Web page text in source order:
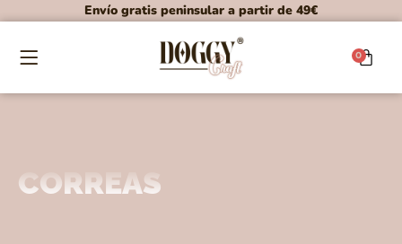
Envío gratis peninsular a partir de 49€
0
CORREAS